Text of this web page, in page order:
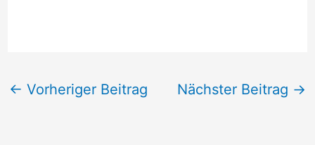
← Vorheriger Beitrag Nächster Beitrag →